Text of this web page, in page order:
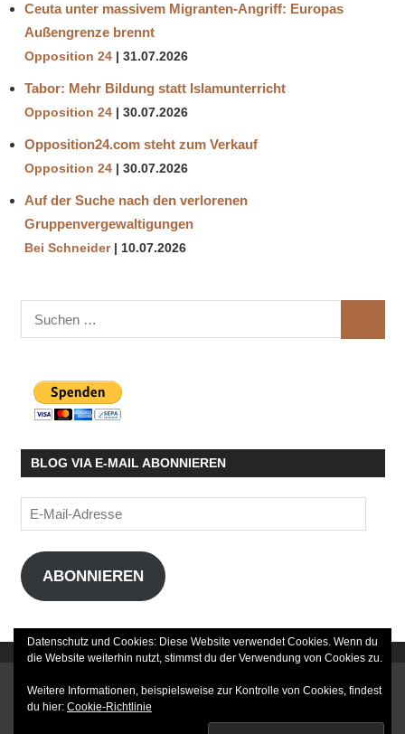
Ceuta unter massivem Migranten-Angriff: Europas
Außengrenze brennt
Opposition 24 31.07.2026
Tabor: Mehr Bildung statt Islamunterricht
Opposition 24 30.07.2026
Opposition24.com steht zum Verkauf
Opposition 24 30.07.2026
Auf der Suche nach den verlorenen
Gruppenvergewaltigungen
Bei Schneider 10.07.2026
Suchen
nach:
BLOG VIA E-MAIL ABONNIEREN
E-
Mail-
Adresse
ABONNIEREN
Datenschutz und Cookies: Diese Website verwendet Cookies. Wenn du
die Website weiterhin nutzt, stimmst du der Verwendung von Cookies zu.
Weitere Informationen, beispielsweise zur Kontrolle von Cookies, findest
du hier: Cookie-Richtlinie